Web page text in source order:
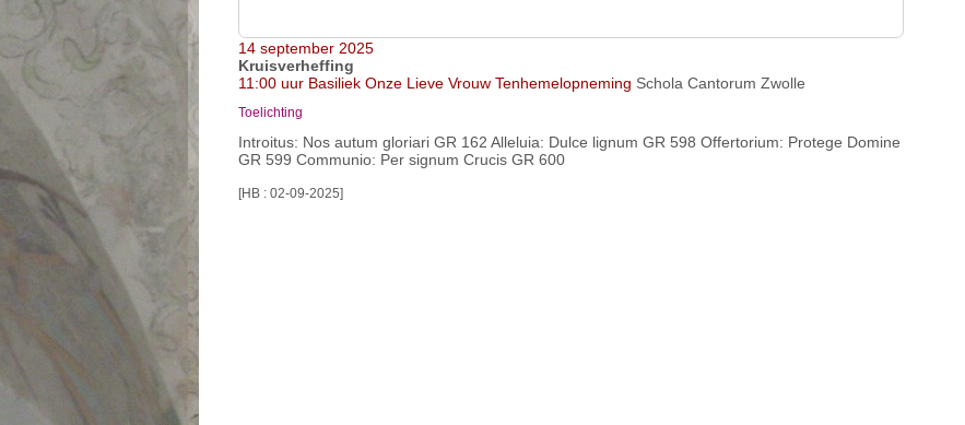
14 september 2025
Kruisverheffing
11:00 uur Basiliek Onze Lieve Vrouw Tenhemelopneming Schola Cantorum Zwolle
Toelichting
Introitus: Nos autum gloriari GR 162 Alleluia: Dulce lignum GR 598 Offertorium: Protege Domine
GR 599 Communio: Per signum Crucis GR 600
[HB : 02-09-2025]